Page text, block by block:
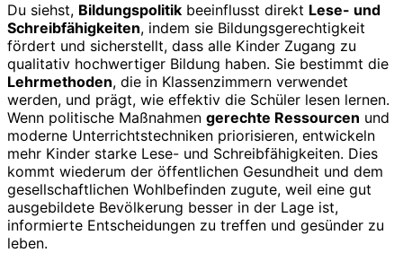
Du siehst, Bildungspolitik beeinflusst direkt Lese- und
Schreibfähigkeiten, indem sie Bildungsgerechtigkeit
fördert und sicherstellt, dass alle Kinder Zugang zu
qualitativ hochwertiger Bildung haben. Sie bestimmt die
Lehrmethoden, die in Klassenzimmern verwendet
werden, und prägt, wie effektiv die Schüler lesen lernen.
Wenn politische Maßnahmen gerechte Ressourcen und
moderne Unterrichtstechniken priorisieren, entwickeln
mehr Kinder starke Lese- und Schreibfähigkeiten. Dies
kommt wiederum der öffentlichen Gesundheit und dem
gesellschaftlichen Wohlbefinden zugute, weil eine gut
ausgebildete Bevölkerung besser in der Lage ist,
informierte Entscheidungen zu treffen und gesünder zu
leben.